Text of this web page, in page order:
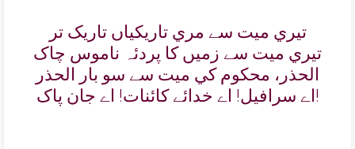
تيري ميت سے مري تاريکياں تاريک تر
تيري ميت سے زميں کا پردئہ ناموس چاک
الحذر، محکوم کي ميت سے سو بار الحذر
اے سرافيل! اے خدائے کائنات! اے جان پاک!